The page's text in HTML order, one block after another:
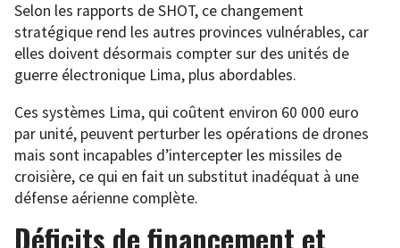
Selon les rapports de SHOT, ce changement
stratégique rend les autres provinces vulnérables, car
elles doivent désormais compter sur des unités de
guerre électronique Lima, plus abordables.
Ces systèmes Lima, qui coûtent environ 60 000 euro
par unité, peuvent perturber les opérations de drones
mais sont incapables d’intercepter les missiles de
croisière, ce qui en fait un substitut inadéquat à une
défense aérienne complète.
Déficits de financement et